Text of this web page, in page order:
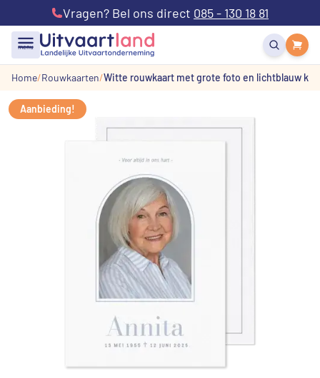
Vragen? Bel ons direct 085 - 130 18 81
menu
Home Rouwkaarten Witte rouwkaart met grote foto en lichtblauw
Aanbieding!